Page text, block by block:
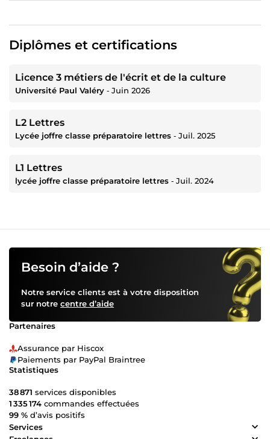
Diplômes et certifications
Licence 3 métiers de l'écrit et de la culture
Université Paul Valéry ‐ Juin 2026
L2 Lettres
Lycée joffre classe préparatoire lettres ‐ Juil. 2025
L1 Lettres
lycée joffre classe préparatoire lettres ‐ Juil. 2024
Besoin d’aide ?
Notre service clients est à votre disposition
sur notre centre d’aide
Partenaires
Assurance par Hiscox
Paiements par PayPal Braintree
Statistiques
38 871 services disponibles
1 335 174 commandes effectuées
99 % d’avis positifs
Services